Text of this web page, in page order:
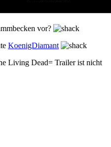
vor?
KoenigDiamant
Living Dead= Trailer ist nicht